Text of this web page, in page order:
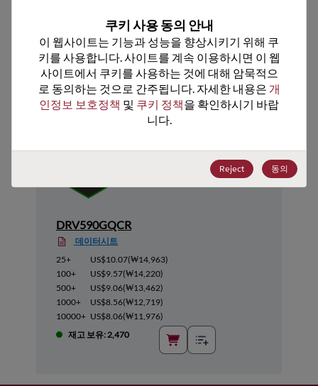
추천 대체 제품
DRV590GQCR
데이터시트
25+
US$10.07(₩14,963)
100+
US$9.57(₩14,220)
500+
US$9.06(₩13,462)
1000+
US$8.56(₩12,719)
10000+ US$8.06(₩11,976)
재고 보유: 2,470
쿠키 사용 동의 안내
이 웹사이트는 기능과 성능을 향상시키기 위해 쿠
키를 사용합니다. 사이트를 계속 이용하시면 이 웹
사이트에서 쿠키를 사용하는 것에 대해 암묵적으
로 동의하는 것으로 간주됩니다. 자세한 내용은 개
인정보 보호정책 및 쿠키 정책을 확인하시기 바랍
니다.
Reject 동의